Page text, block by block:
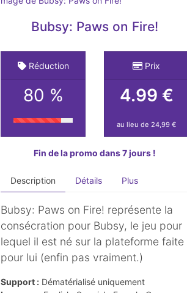
Bubsy: Paws on Fire!
Réduction
80 %
Prix
4.99 €
au lieu de 24,99 €
Fin de la promo dans 7 jours !
Description Détails Plus
Bubsy: Paws on Fire! représente la
consécration pour Bubsy, le jeu pour
lequel il est né sur la plateforme faite
pour lui (enfin pas vraiment.)
Support : Dématérialisé uniquement